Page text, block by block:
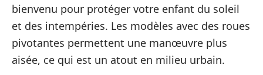
bienvenu pour protéger votre enfant du soleil
et des intempéries. Les modèles avec des roues
pivotantes permettent une manœuvre plus
aisée, ce qui est un atout en milieu urbain.